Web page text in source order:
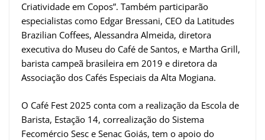
Criatividade em Copos”. Também participarão
especialistas como Edgar Bressani, CEO da Latitudes
Brazilian Coffees, Alessandra Almeida, diretora
executiva do Museu do Café de Santos, e Martha Grill,
barista campeã brasileira em 2019 e diretora da
Associação dos Cafés Especiais da Alta Mogiana.
O Café Fest 2025 conta com a realização da Escola de
Barista, Estação 14, correalização do Sistema
Fecomércio Sesc e Senac Goiás, tem o apoio do